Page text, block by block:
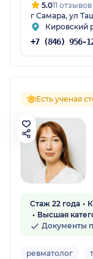
5.011 отзывов
г Самара, ул
Кировский
Есть ученая
Стаж 22 года
Высшая
Документы
ревматолог